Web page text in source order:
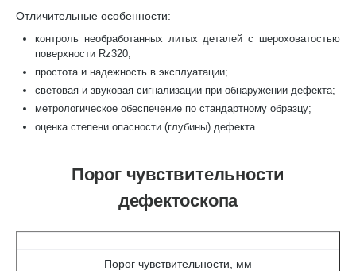
Отличительные особенности:
контроль необработанных литых деталей с шероховатостью
поверхности Rz320;
простота и надежность в эксплуатации;
световая и звуковая сигнализации при обнаружении дефекта;
метрологическое обеспечение по стандартному образцу;
оценка степени опасности (глубины) дефекта.
Порог чувствительности
дефектоскопа
Порог чувствительности, мм